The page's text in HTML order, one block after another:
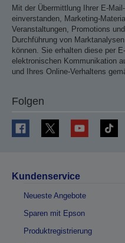
Mit der Übermittlung Ihrer E-
einverstanden, Marketing-
Veranstaltungen, Promotions
Durchführung von
können. Sie erhalten diese per
elektronischen Kommunikation
und Ihres Online-Verhaltens
Folgen
Kundenservice
Neueste Angebote
Sparen mit Epson
Produktregistrierung